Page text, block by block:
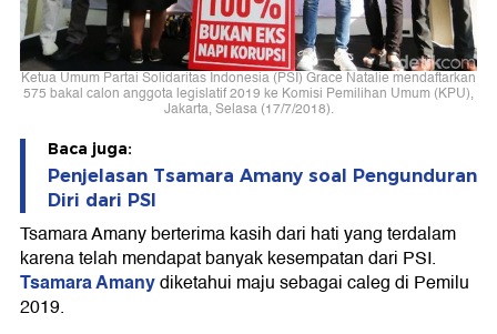
Ketua Umum Partai Solidaritas Indonesia (PSI) Grace Natalie mendaftarkan
575 bakal calon anggota legislatif 2019 ke Komisi Pemilihan Umum (KPU),
Jakarta, Selasa (17/7/2018).
Baca juga:
Penjelasan Tsamara Amany soal Pengunduran
Diri dari PSI
Tsamara Amany berterima kasih dari hati yang terdalam
karena telah mendapat banyak kesempatan dari PSI.
Tsamara Amanydiketahui maju sebagai caleg di Pemilu
2019.